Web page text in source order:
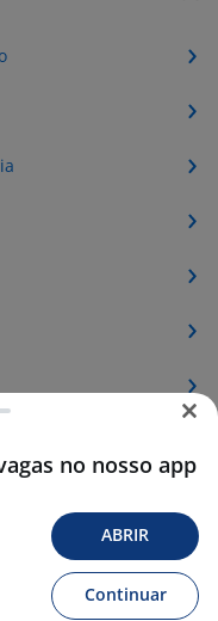
no nosso app
ABRIR
Continuar